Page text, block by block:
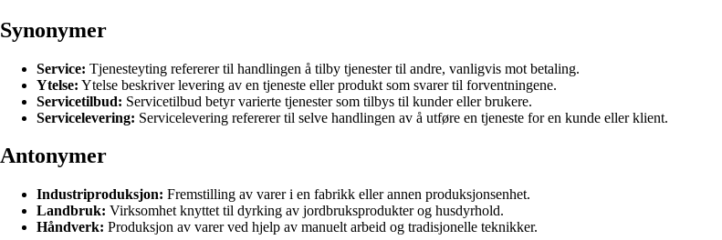
Synonymer
Service: Tjenesteyting refererer til handlingen å tilby tjenester til andre, vanligvis mot betaling.
Ytelse: Ytelse beskriver levering av en tjeneste eller produkt som svarer til forventningene.
Servicetilbud: Servicetilbud betyr varierte tjenester som tilbys til kunder eller brukere.
Servicelevering: Servicelevering refererer til selve handlingen av å utføre en tjeneste for en kunde eller klient.
Antonymer
Industriproduksjon: Fremstilling av varer i en fabrikk eller annen produksjonsenhet.
Landbruk: Virksomhet knyttet til dyrking av jordbruksprodukter og husdyrhold.
Håndverk: Produksjon av varer ved hjelp av manuelt arbeid og tradisjonelle teknikker.